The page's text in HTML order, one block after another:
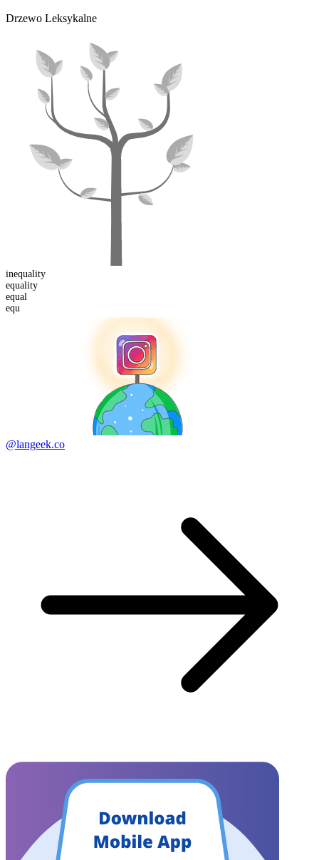
Drzewo Leksykalne
inequality
equality
equal
equ
@langeek.co